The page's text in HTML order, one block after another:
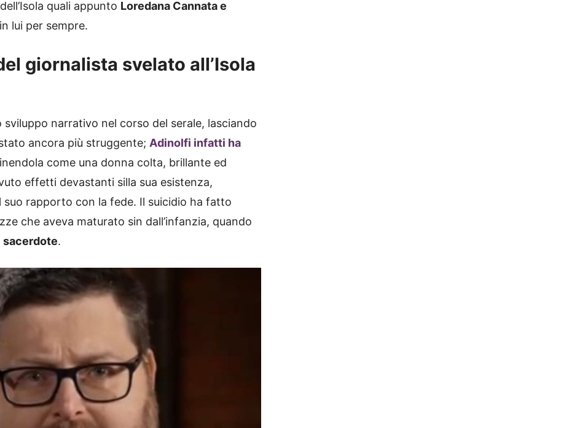
quali appunto Loredana Cannata e
lui per sempre.
giornalista svelato all’Isola
narrativo nel corso del serale, lasciando
ancora più struggente; Adinolfi infatti ha
come una donna colta, brillante ed
effetti devastanti silla sua esistenza,
rapporto con la fede. Il suicidio ha fatto
che aveva maturato sin dall’infanzia, quando
.